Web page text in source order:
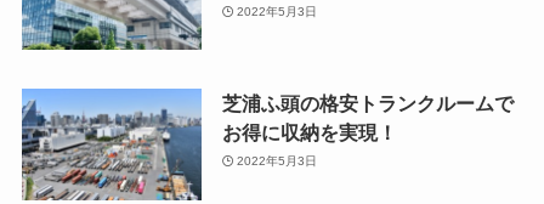
2022年5月3日
芝浦ふ頭の格安トランクルームで
お得に収納を実現！
2022年5月3日